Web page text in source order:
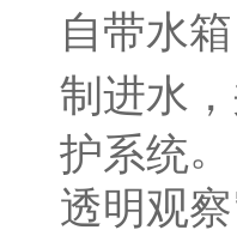
自带水
制进水
护系统。
透明观